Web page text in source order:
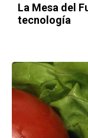
La Mesa del
tecnología